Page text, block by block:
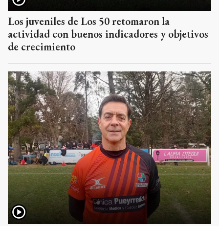
Los juveniles de Los 50 retomaron la
actividad con buenos indicadores y objetivos
de crecimiento